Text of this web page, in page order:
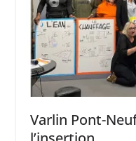
Varlin Pont-